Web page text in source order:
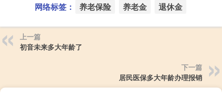
网络标签： 养老保险 养老金 退休金
上一篇
初音未来多大年龄了
下一篇
居民医保多大年龄办理报销